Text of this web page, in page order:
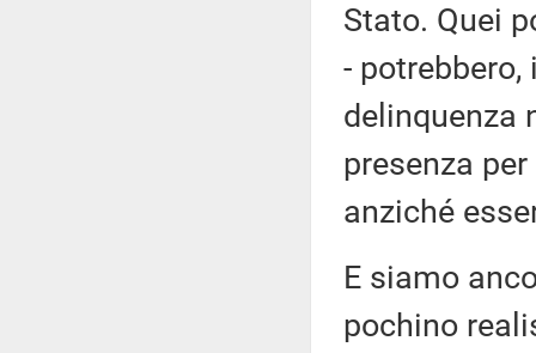
Stato. Quei
-
delinquenza
presenza
anziché
E siamo
pochino